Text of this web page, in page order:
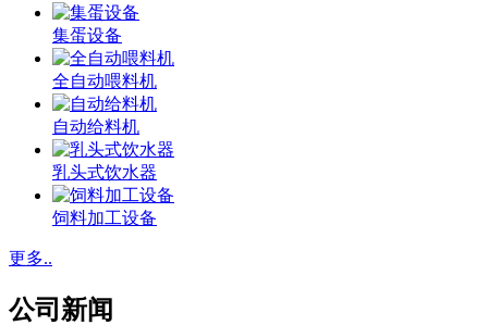
集蛋设备
全自动喂料机
自动给料机
乳头式饮水器
饲料加工设备
更多..
公司新闻